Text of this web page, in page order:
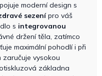
moderní design s
sezenípro váš
s integrovanou
držení těla, zatímco
maximální pohodlí i při
zaručuje vysokou
základna